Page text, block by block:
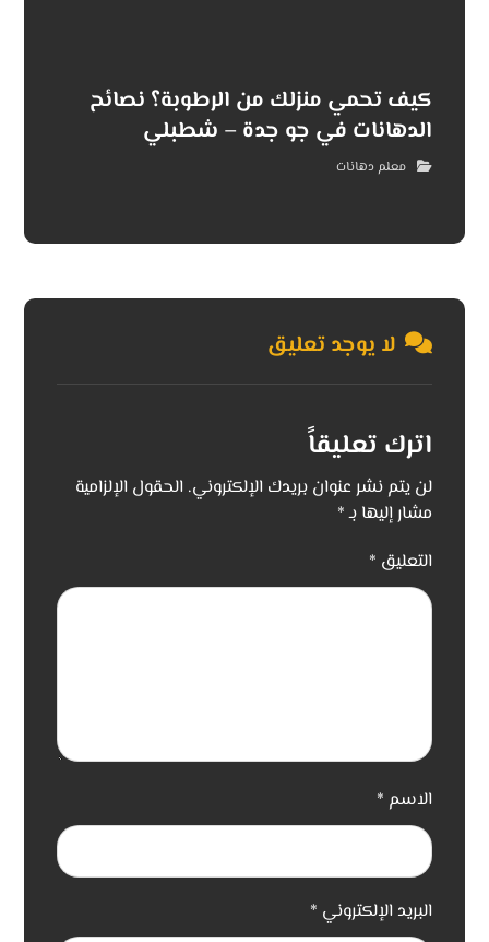
كيف تحمي منزلك من الرطوبة؟ نصائح
الدهانات في جو جدة – شطبلي
معلم دهانات
لا يوجد تعليق
اترك تعليقاً
لن يتم نشر عنوان بريدك الإلكتروني. الحقول الإلزامية
مشار إليها بـ*
التعليق *
الاسم *
البريد الإلكتروني *